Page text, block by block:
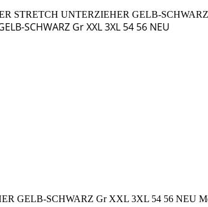
STRETCH UNTERZIEHER GELB-
SCHWARZ Gr XXL 3XL 54 56 NEU
GELB-SCHWARZ Gr XXL 3XL 54 56 NEU